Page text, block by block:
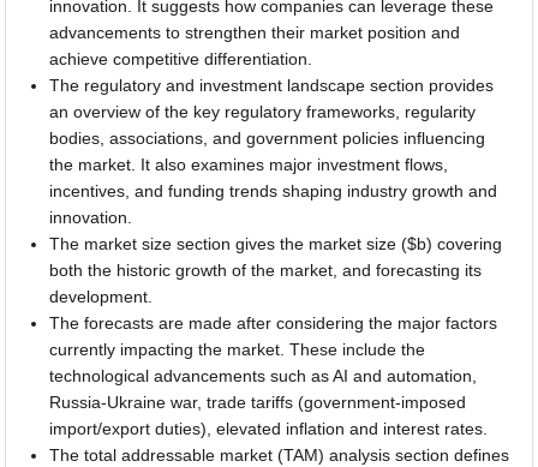
innovation. It suggests how companies can leverage these
advancements to strengthen their market position and
achieve competitive differentiation.
The regulatory and investment landscape section provides
an overview of the key regulatory frameworks, regularity
bodies, associations, and government policies influencing
the market. It also examines major investment flows,
incentives, and funding trends shaping industry growth and
innovation.
The market size section gives the market size ($b) covering
both the historic growth of the market, and forecasting its
development.
The forecasts are made after considering the major factors
currently impacting the market. These include the
technological advancements such as AI and automation,
Russia-Ukraine war, trade tariffs (government-imposed
import/export duties), elevated inflation and interest rates.
The total addressable market (TAM) analysis section defines